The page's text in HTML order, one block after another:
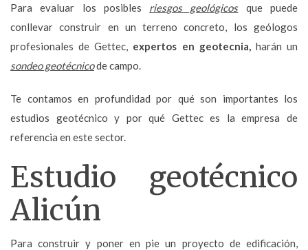
Para evaluar los posibles riesgos geológicosque puede
conllevar construir en un terreno concreto, los geólogos
profesionales de Gettec, expertos en geotecnia, harán un
sondeo geotécnicode campo.
Te contamos en profundidad por qué son importantes los
estudios geotécnico y por qué Gettec es la empresa de
referencia en este sector.
Estudio geotécnico
Alicún
Para construir y poner en pie un proyecto de edificación,